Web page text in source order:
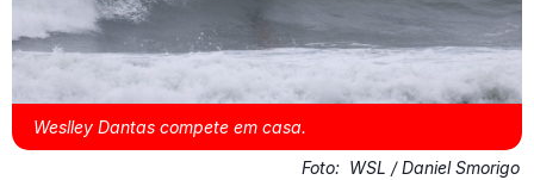
Weslley Dantas compete em casa.
Foto: WSL / Daniel Smorigo